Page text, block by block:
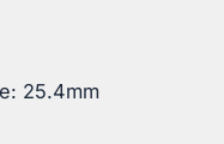
25.4mm